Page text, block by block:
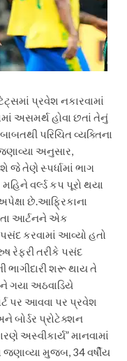
પ્રવેશ નકારવામાં
અસમર્થ હોવા છતાં તેનું
પરિચિત વ્યક્તિના
અનુસાર,
જે તેણે સ્પર્ધામાં ભાગ
વર્લ્ડ કપ પૂરો થયા
છે.આફ્રિકાના
આર્ટનને એક
પસંદ કરવામાં આવ્યો હતો
રેફરી તરીકે પસંદ
ભાગીદારી શરૂ થાય તે
ગયા અઠવાડિયે
પર આવવા પર પ્રવેશ
પ્રોટેક્શન
અસ્વીકાર્ય” માનવામાં
જણાવ્યા મુજબ, 34 વર્ષીય